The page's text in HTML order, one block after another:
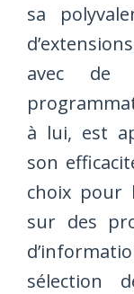
sa
avec de
à lui, est
son
choix pour
sur des
sélection